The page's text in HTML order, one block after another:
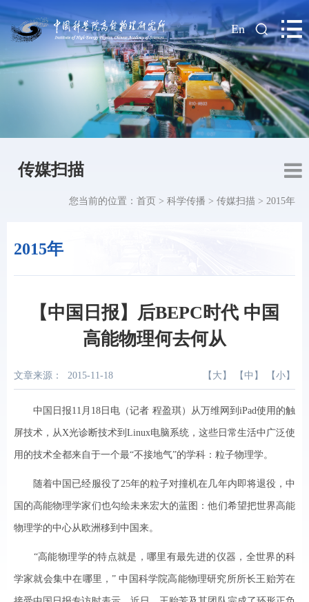
| En
传媒扫描
2015年
您当前的位置： 首页 > 科学传播 > 传媒扫描 > 2015年
【中国日报】后BEPC时代 中国
高能物理何去何从
文章来源： 2015-11-18 【 大 】 【 中 】 【 小 】
中国日报11月18日电（记者 程盈琪）从万维网到iPad使用的触
屏技术，从X光诊断技术到Linux电脑系统，这些日常生活中广泛使
用的技术全都来自于一个最“不接地气”的学科：粒子物理学。
随着中国已经服役了25年的粒子对撞机在几年内即将退役，中
国的高能物理学家们也勾绘未来宏大的蓝图：他们希望把世界高能
物理学的中心从欧洲移到中国来。
“高能物理学的特点就是，哪里有最先进的仪器，全世界的科
学家就会集中在哪里，” 中国科学院高能物理研究所所长王贻芳在